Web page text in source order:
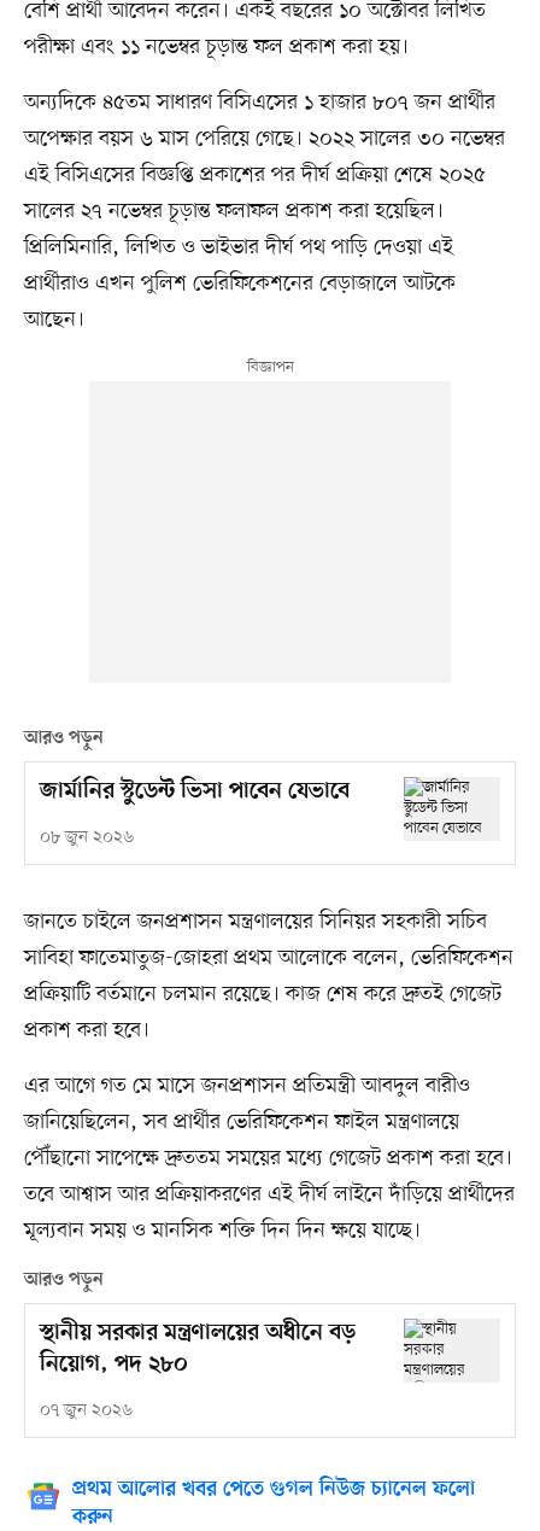
বেশি প্রার্থী আবেদন করেন। একই বছরের ১০ অক্টোবর লিখিত
পরীক্ষা এবং ১১ নভেম্বর চূড়ান্ত ফল প্রকাশ করা হয়।
অন্যদিকে ৪৫তম সাধারণ বিসিএসের ১ হাজার ৮০৭ জন প্রার্থীর
অপেক্ষার বয়স ৬ মাস পেরিয়ে গেছে। ২০২২ সালের ৩০ নভেম্বর
এই বিসিএসের বিজ্ঞপ্তি প্রকাশের পর দীর্ঘ প্রক্রিয়া শেষে ২০২৫
সালের ২৭ নভেম্বর চূড়ান্ত ফলাফল প্রকাশ করা হয়েছিল।
প্রিলিমিনারি, লিখিত ও ভাইভার দীর্ঘ পথ পাড়ি দেওয়া এই
প্রার্থীরাও এখন পুলিশ ভেরিফিকেশনের বেড়াজালে আটকে
আছেন।
আরও পড়ুন
জার্মানির স্টুডেন্ট ভিসা পাবেন যেভাবে
০৮ জুন ২০২৬
জানতে চাইলে জনপ্রশাসন মন্ত্রণালয়ের সিনিয়র সহকারী সচিব
সাবিহা ফাতেমাতুজ-জোহরা প্রথম আলোকে বলেন, ভেরিফিকেশন
প্রক্রিয়াটি বর্তমানে চলমান রয়েছে। কাজ শেষ করে দ্রুতই গেজেট
প্রকাশ করা হবে।
এর আগে গত মে মাসে জনপ্রশাসন প্রতিমন্ত্রী আবদুল বারীও
জানিয়েছিলেন, সব প্রার্থীর ভেরিফিকেশন ফাইল মন্ত্রণালয়ে
পৌঁছানো সাপেক্ষে দ্রুততম সময়ের মধ্যে গেজেট প্রকাশ করা হবে।
তবে আশ্বাস আর প্রক্রিয়াকরণের এই দীর্ঘ লাইনে দাঁড়িয়ে প্রার্থীদের
মূল্যবান সময় ও মানসিক শক্তি দিন দিন ক্ষয়ে যাচ্ছে।
আরও পড়ুন
স্থানীয় সরকার মন্ত্রণালয়ের অধীনে বড়
নিয়োগ, পদ ২৮০
০৭ জুন ২০২৬
প্রথম আলোর খবর পেতে গুগল নিউজ চ্যানেল ফলো
করুন